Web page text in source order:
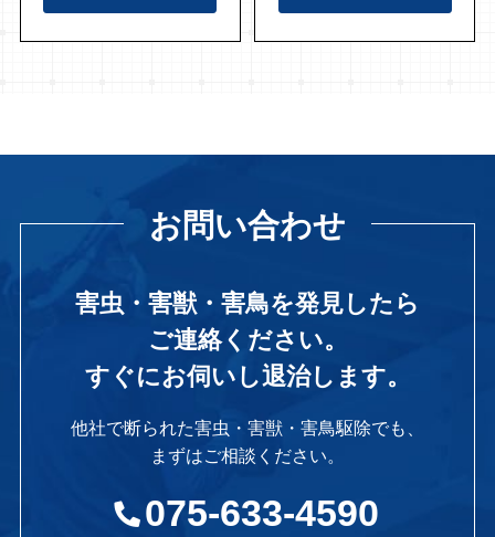
お問い合わせ
害虫・害獣・害鳥を発見したら
ご連絡ください。
すぐにお伺いし退治します。
他社で断られた害虫・害獣・害鳥駆除でも、
まずはご相談ください。
075-633-4590